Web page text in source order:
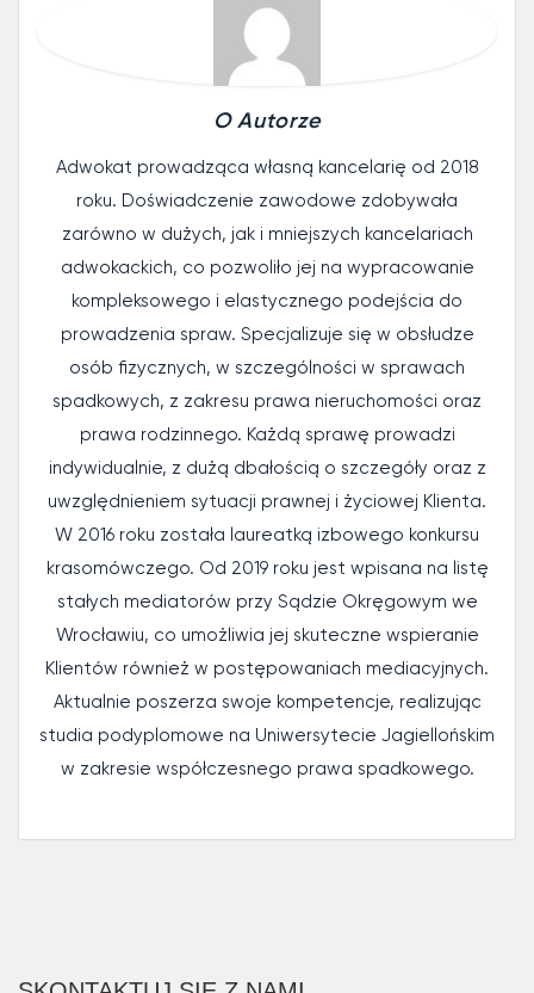
O Autorze
Adwokat prowadząca własną kancelarię od 2018
roku. Doświadczenie zawodowe zdobywała
zarówno w dużych, jak i mniejszych kancelariach
adwokackich, co pozwoliło jej na wypracowanie
kompleksowego i elastycznego podejścia do
prowadzenia spraw. Specjalizuje się w obsłudze
osób fizycznych, w szczególności w sprawach
spadkowych, z zakresu prawa nieruchomości oraz
prawa rodzinnego. Każdą sprawę prowadzi
indywidualnie, z dużą dbałością o szczegóły oraz z
uwzględnieniem sytuacji prawnej i życiowej Klienta.
W 2016 roku została laureatką izbowego konkursu
krasomówczego. Od 2019 roku jest wpisana na listę
stałych mediatorów przy Sądzie Okręgowym we
Wrocławiu, co umożliwia jej skuteczne wspieranie
Klientów również w postępowaniach mediacyjnych.
Aktualnie poszerza swoje kompetencje, realizując
studia podyplomowe na Uniwersytecie Jagiellońskim
w zakresie współczesnego prawa spadkowego.